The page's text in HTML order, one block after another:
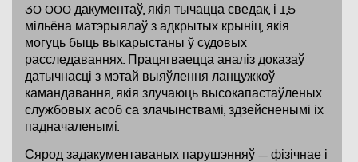
30 000 дакументаў, якія тычацца сведак, і 1,5
мільёна матэрыялаў з адкрытых крыніц, якія
могуць быць выкарыстаны ў судовых
расследаваннях. Працягваецца аналіз доказаў
датычнасці з мэтай выяўлення ланцужкоў
камандавання, якія злучаюць высокапастаўленых
службовых асоб са злачынствамі, здзейсненымі іх
падначаленымі.
Сярод задакументаваных парушэнняў — фізічнае і